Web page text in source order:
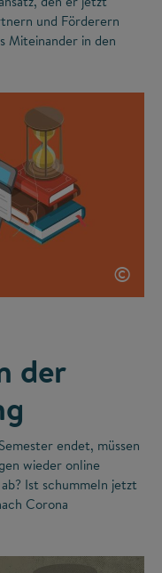
und Förderern
Miteinander in den
©
der
endet, müssen
wieder online
Ist schummeln jetzt
Corona